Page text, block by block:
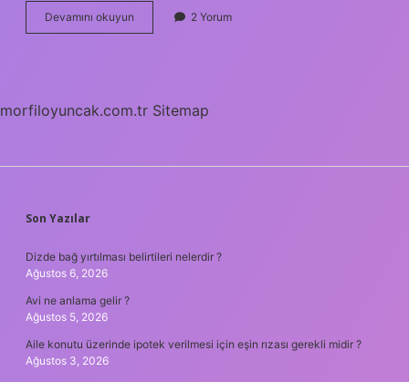
Devamını okuyun
kadınlara
nasıl
2 Yorum
morfiloyuncak.com.tr Sitemap
SIDEBAR
Son Yazılar
Dizde bağ yırtılması belirtileri nelerdir ?
Ağustos 6, 2026
Avi ne anlama gelir ?
Ağustos 5, 2026
Aile konutu üzerinde ipotek verilmesi için eşin rızası gerekli midir ?
Ağustos 3, 2026